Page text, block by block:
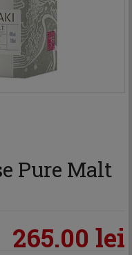
Pure Malt
265.00 lei